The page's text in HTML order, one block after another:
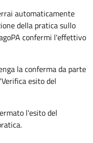
automaticamente
della pratica sullo
confermi l'effettivo
la conferma da parte
esito del
l'esito del